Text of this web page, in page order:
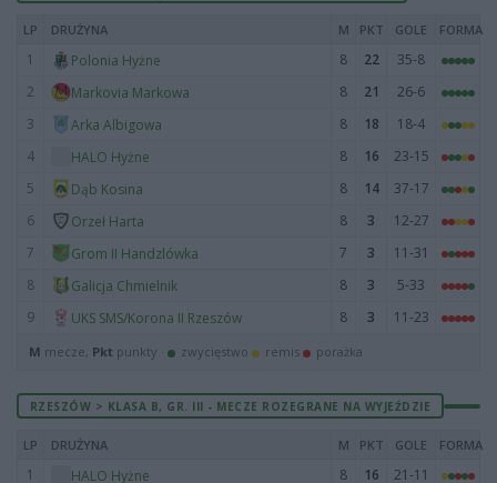
LP DRUŻYNA M PKT GOLE FORMA
1 Polonia Hyżne 8 22
35-8
2
Markovia Markowa 8 21
26-6
3
Arka Albigowa 8 18
18-4
4
HALO Hyżne 8 16
23-15
5
Dąb Kosina 8 14
37-17
6
Orzeł Harta 8 3
12-27
7
Grom II Handzlówka 7 3
11-31
8
Galicja Chmielnik 8 3
5-33
9
UKS SMS/Korona II Rzeszów 8 3 11-23
M mecze, Pkt punkty · zwycięstwo remis porażka
RZESZÓW > KLASA B, GR. III - MECZE ROZEGRANE NA WYJEŹDZIE
LP DRUŻYNA M PKT GOLE FORMA
1 HALO Hyżne 8 16
21-11